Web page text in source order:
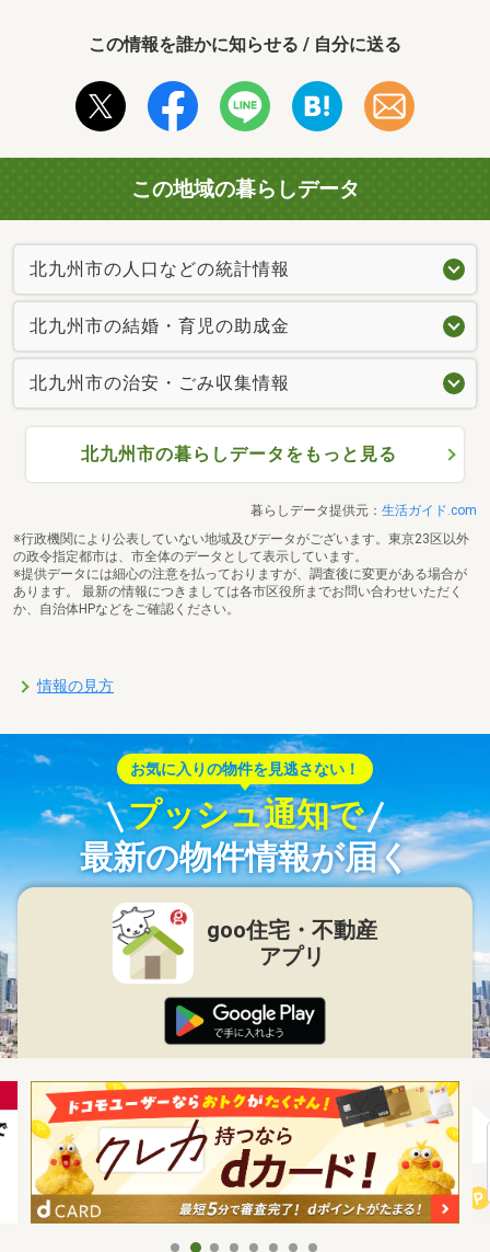
この情報を誰かに知らせる / 自分に送る
この地域の暮らしデータ
北九州市の人口などの統計情報
北九州市の結婚・育児の助成金
北九州市の治安・ごみ収集情報
北九州市の暮らしデータをもっと見る
暮らしデータ提供元： 生活ガイド.com
※行政機関により公表していない地域及びデータがございます。東京23区以外
の政令指定都市は、市全体のデータとして表示しています。
※提供データには細心の注意を払っておりますが、調査後に変更がある場合が
あります。 最新の情報につきましては各市区役所までお問い合わせいただく
か、自治体HPなどをご確認ください。
情報の見方
お気に入りの物件を見逃さない！
プッシュ通知で
最新の物件情報が届く
goo住宅・不動産
アプリ